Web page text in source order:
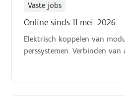
Vaste jobs
Online sinds 11 mei. 2026
Elektrisch koppelen van
perssystemen. Verbinden